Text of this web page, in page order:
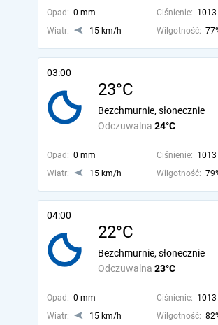
Opad: 0 mm Ciśnienie: 1013
Wiatr:
15 km/h Wilgotność:
03:00
23°C
Odczuwalna 24°C
Bezchmurnie, słonecznie
Opad: 0 mm Ciśnienie: 1013
Wiatr:
15 km/h Wilgotność:
04:00
22°C
Odczuwalna 23°C
Bezchmurnie, słonecznie
Opad: 0 mm Ciśnienie: 1013
Wiatr:
15 km/h Wilgotność: